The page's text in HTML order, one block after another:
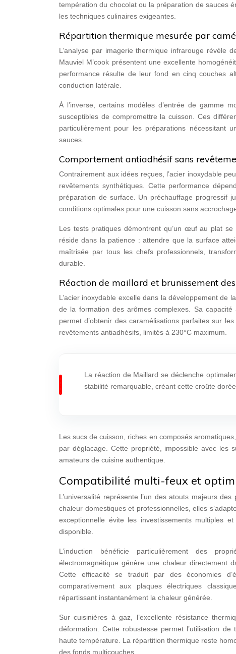
températion du chocolat ou la préparation de sauces
les techniques culinaires exigeantes.
Répartition thermique mesurée par
L’analyse par imagerie thermique infrarouge révèle
Mauviel M’cook présentent une excellente
performance résulte de leur fond en cinq couches
conduction latérale.
À l’inverse, certains modèles d’entrée de gamme
susceptibles de compromettre la cuisson. Ces
particulièrement pour les préparations nécessitant
sauces.
Comportement antiadhésif sans
Contrairement aux idées reçues, l’acier inoxydable
revêtements synthétiques. Cette performance
préparation de surface. Un préchauffage progressif
conditions optimales pour une cuisson sans
Les tests pratiques démontrent qu’un œuf au plat
réside dans la patience : attendre que la surface
maîtrisée par tous les chefs professionnels,
durable.
Réaction de maillard et brunissement
L’acier inoxydable excelle dans la développement de
de la formation des arômes complexes. Sa
permet d’obtenir des caramélisations parfaites sur
revêtements antiadhésifs, limités à 230°C maximum.
La réaction de Maillard se déclenche
stabilité remarquable, créant cette croûte
Les sucs de cuisson, riches en composés
par déglacage. Cette propriété, impossible avec les
amateurs de cuisine authentique.
Compatibilité multi-feux et
L’universalité représente l’un des atouts majeurs
chaleur domestiques et professionnelles, elles
exceptionnelle évite les investissements multiples
disponible.
L’induction bénéficie particulièrement des
électromagnétique génère une chaleur directement
Cette efficacité se traduit par des économies
comparativement aux plaques électriques
répartissant instantanément la chaleur générée.
Sur cuisinières à gaz, l’excellente résistance
déformation. Cette robustesse permet l’utilisation
haute température. La répartition thermique reste
des fonds multicouches.